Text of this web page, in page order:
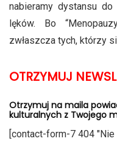
nabieramy dystansu
lęków. Bo
zwłaszcza tych, którzy
OTRZYMUJ
Otrzymuj na maila
kulturalnych z Twojego
[contact-form-7 404 "Nie